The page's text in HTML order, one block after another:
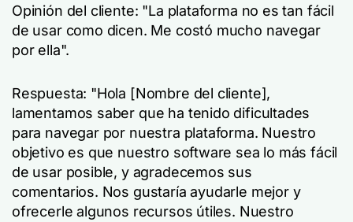
Opinión del cliente: "La plataforma no es tan fácil
de usar como dicen. Me costó mucho navegar
por ella".
Respuesta: "Hola [Nombre del cliente],
lamentamos saber que ha tenido dificultades
para navegar por nuestra plataforma. Nuestro
objetivo es que nuestro software sea lo más fácil
de usar posible, y agradecemos sus
comentarios. Nos gustaría ayudarle mejor y
ofrecerle algunos recursos útiles. Nuestro